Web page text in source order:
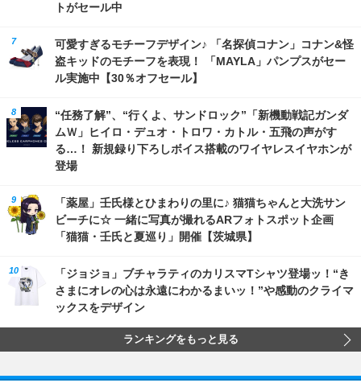
トがセール中
可愛すぎるモチーフデザイン♪ 「名探偵コナン」コナン&怪
盗キッドのモチーフを表現！ 「MAYLA」パンプスがセー
ル実施中【30％オフセール】
“任務了解”、“行くよ、サンドロック”「新機動戦記ガンダ
ムＷ」ヒイロ・デュオ・トロワ・カトル・五飛の声がす
る…！ 新規録り下ろしボイス搭載のワイヤレスイヤホンが
登場
「薬屋」壬氏様とひまわりの里に♪ 猫猫ちゃんと大洗サン
ビーチに☆ 一緒に写真が撮れるARフォトスポット企画
「猫猫・壬氏と夏巡り」開催【茨城県】
「ジョジョ」ブチャラティのカリスマTシャツ登場ッ！“き
さまにオレの心は永遠にわかるまいッ！”や感動のクライマ
ックスをデザイン
ランキングをもっと見る